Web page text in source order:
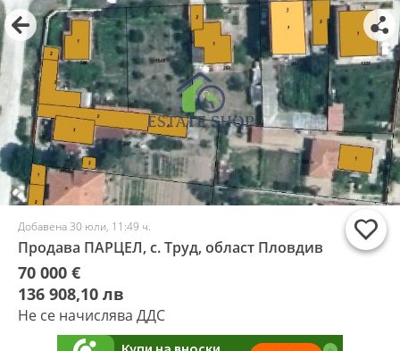
Добавена 30 юли, 11:49 ч.
Продава ПАРЦЕЛ, с. Труд, област Пловдив
70 000 €
136 908,10 лв
Не се начислява ДДС